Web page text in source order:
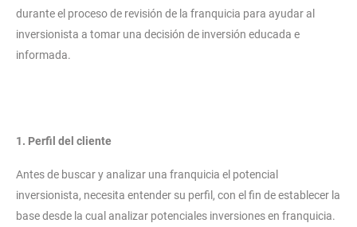
durante el proceso de revisión de la franquicia para ayudar al
inversionista a tomar una decisión de inversión educada e
informada.
1. Perfil del cliente
Antes de buscar y analizar una franquicia el potencial
inversionista, necesita entender su perfil, con el fin de establecer la
base desde la cual analizar potenciales inversiones en franquicia.